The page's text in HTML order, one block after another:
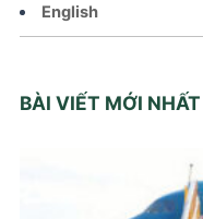
English
BÀI VIẾT MỚI NHẤT